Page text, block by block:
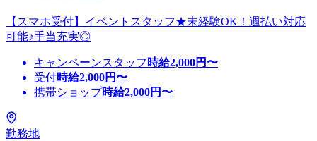
【スマホ受付】イベントスタッフ★未経験OK！週払い対応
可能♪手当充実◎
キャンペーンスタッフ 時給2,000円〜
受付時給2,000円〜
携帯ショップ時給2,000円〜
勤務地